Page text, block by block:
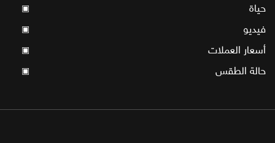
حياة ▣
فيديو ▣
أسعار العملات ▣
حالة الطقس ▣